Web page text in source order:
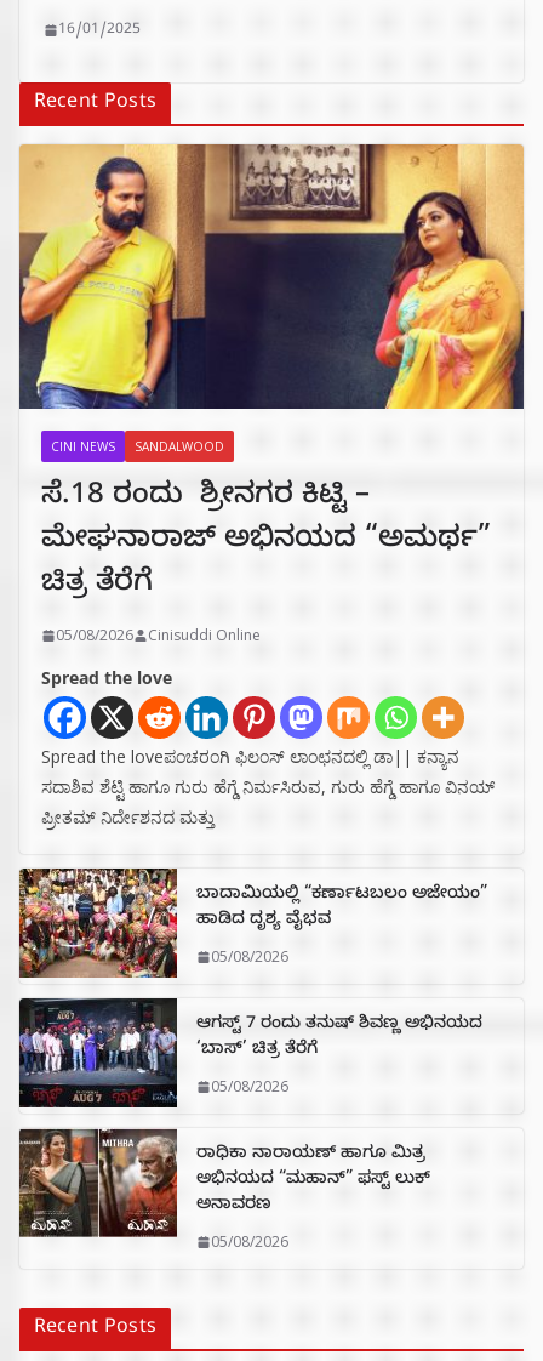
16/01/2025
Recent Posts
CINI NEWS SANDALWOOD
ಸೆ.18 ರಂದು ಶ್ರೀನಗರ ಕಿಟ್ಟಿ –
ಮೇಘನಾರಾಜ್ ಅಭಿನಯದ “ಅಮರ್ಥ”
ಚಿತ್ರ ತೆರೆಗೆ
05/08/2026 Cinisuddi Online
Spread the love
Spread the loveಪಂಚರಂಗಿ ಫಿಲಂಸ್ ಲಾಂಛನದಲ್ಲಿ ಡಾ|| ಕನ್ಯಾನ
ಸದಾಶಿವ ಶೆಟ್ಟಿ ಹಾಗೂ ಗುರು ಹೆಗ್ಡೆ ನಿರ್ಮಸಿರುವ, ಗುರು ಹೆಗ್ಡೆ ಹಾಗೂ ವಿನಯ್
ಪ್ರೀತಮ್ ನಿರ್ದೇಶನದ ಮತ್ತು
ಬಾದಾಮಿಯಲ್ಲಿ “ಕರ್ಣಾಟಬಲಂ ಅಜೇಯಂ”
ಹಾಡಿದ ದೃಶ್ಯ ವೈಭವ
05/08/2026
ಆಗಸ್ಟ್ 7 ರಂದು ತನುಷ್ ಶಿವಣ್ಣ ಅಭಿನಯದ
‘ಬಾಸ್’ ಚಿತ್ರ ತೆರೆಗೆ
05/08/2026
ರಾಧಿಕಾ ನಾರಾಯಣ್ ಹಾಗೂ ಮಿತ್ರ
ಅಭಿನಯದ “ಮಹಾನ್” ಫಸ್ಟ್ ಲುಕ್
ಅನಾವರಣ
05/08/2026
Recent Posts